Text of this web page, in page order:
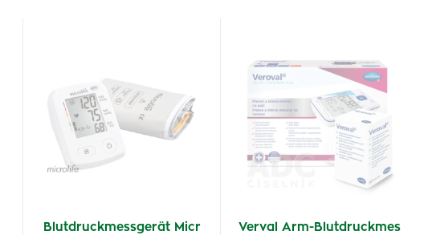
Blutdruckmessgerät Micr
Verval Arm-Blutdruckmes